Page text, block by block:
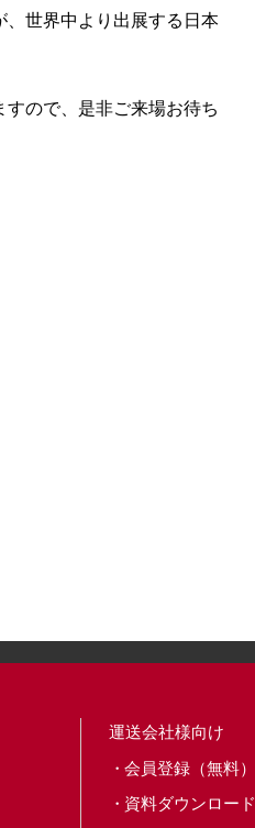
世界中より出展する日本
ので、是非ご来場お待ち
運送会社様向け
会員登録（無料）
資料ダウンロード